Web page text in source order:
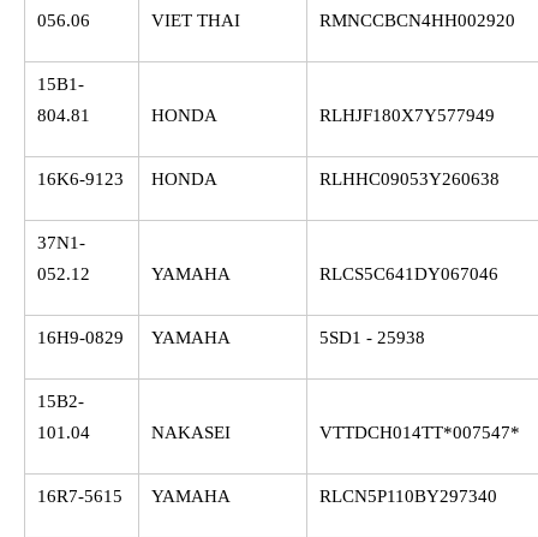
056.06
VIET THAI RMNCCBCN4HH002920
15B1-
804.81
HONDA RLHJF180X7Y577949
16K6-9123 HONDA RLHHC09053Y260638
37N1-
052.12
YAMAHA RLCS5C641DY067046
16H9-0829 YAMAHA 5SD1 - 25938
15B2-
101.04
NAKASEI VTTDCH014TT*007547*
16R7-5615 YAMAHA RLCN5P110BY297340